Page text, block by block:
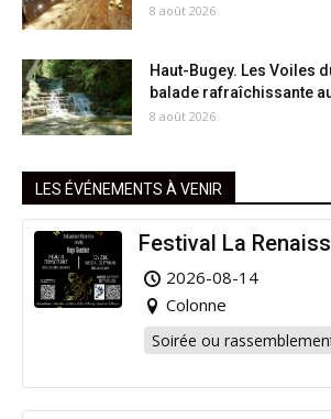
8 août 2026
Haut-Bugey. Les Voiles
balade rafraîchissante
8 août 2026
LES ÉVÉNEMENTS À VENIR
Festival La
2026-08-14
Colonne
Soirée ou